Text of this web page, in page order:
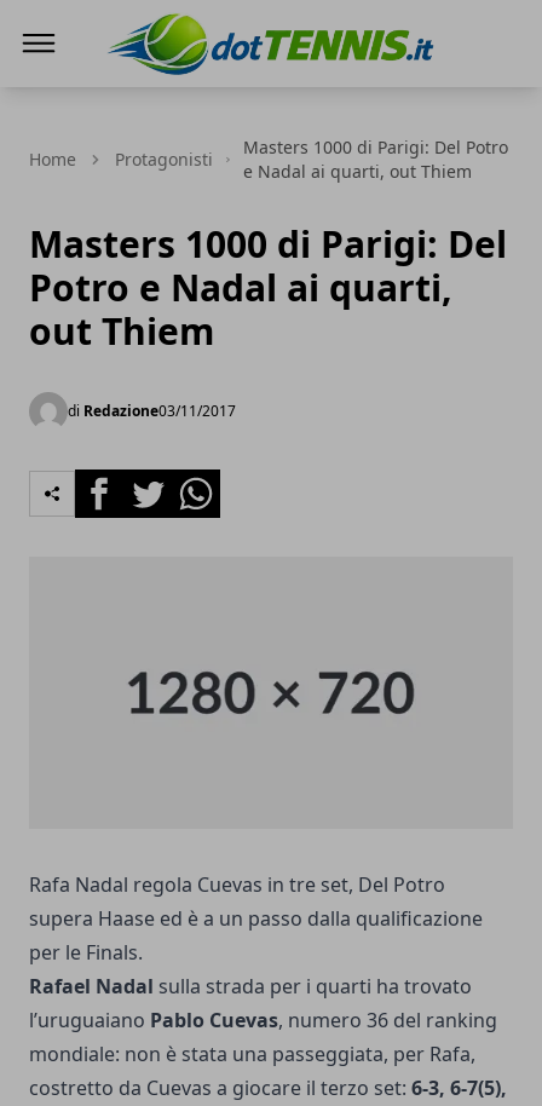
Home Protagonisti
Masters 1000 di Parigi: Del Potro
e Nadal ai quarti, out Thiem
Masters 1000 di Parigi: Del
Potro e Nadal ai quarti,
out Thiem
di Redazione03/11/2017
FacebookTwitterWhatsapp
Rafa Nadal regola Cuevas in tre set, Del Potro
supera Haase ed è a un passo dalla qualificazione
per le Finals.
Rafael Nadal sulla strada per i quarti ha trovato
l’uruguaiano Pablo Cuevas, numero 36 del ranking
mondiale: non è stata una passeggiata, per Rafa,
costretto da Cuevas a giocare il terzo set: 6-3, 6-7(5),